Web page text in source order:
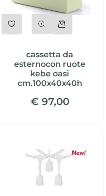
cassetta da
esternocon ruote
kebe oasi
cm.100x40x40h
€ 97,00